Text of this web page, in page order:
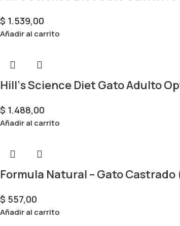
$ 1.539,00
Añadir al carrito
Hill‘s Science Diet Gato Adulto
$ 1.488,00
Añadir al carrito
Formula Natural – Gato Castrado
$ 557,00
Añadir al carrito